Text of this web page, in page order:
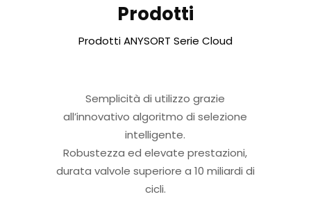
Prodotti
Prodotti ANYSORT Serie Cloud
Semplicità di utilizzo grazie
all’innovativo algoritmo di selezione
intelligente.
Robustezza ed elevate prestazioni,
durata valvole superiore a 10 miliardi di
cicli.